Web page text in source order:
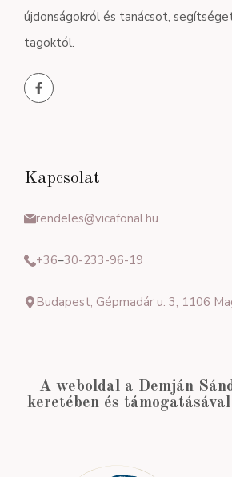
újdonságokról és tanácsot,
tagoktól.
Kapcsolat
rendeles@vicafonal.hu
+36–30-233-96-19
Budapest, Gépmadár u. 3, 1106
A weboldal a Demján
keretében és